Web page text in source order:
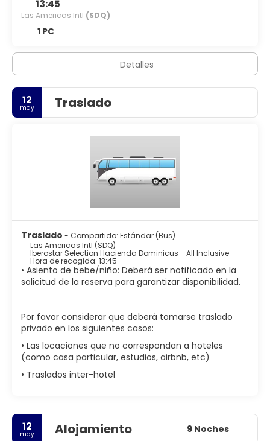
13:45
Las Americas Intl (SDQ)
1 PC
Detalles
12
may Traslado
Traslado - Compartido: Estándar (Bus)
Las Americas Intl (SDQ)
Iberostar Selection Hacienda Dominicus - All Inclusive
Hora de recogida: 13:45
• Asiento de bebe/niño: Deberá ser notificado en la
solicitud de la reserva para garantizar disponibilidad.
Por favor considerar que deberá tomarse traslado
privado en los siguientes casos:
• Las locaciones que no correspondan a hoteles
(como casa particular, estudios, airbnb, etc)
• Traslados inter-hotel
12
may Alojamiento 9 Noches